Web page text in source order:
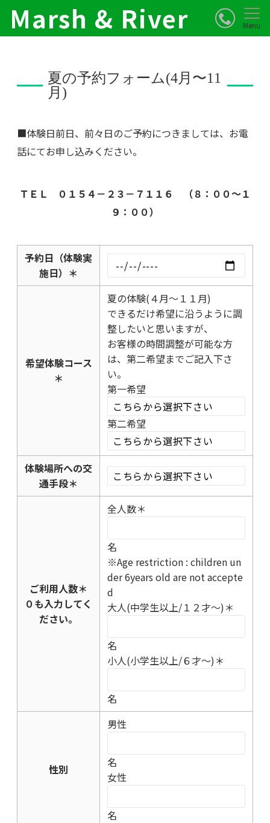
Marsh & River Menu
夏の予約フォーム(4月〜11
月)
■体験日前日、前々日のご予約につきましては、お電
話にてお申し込みください。
ＴＥＬ ０１５４－２３－７１１６ （８：００～１
９：００）
予約日（体験実
施日） ＊
希望体験コース
＊
夏の体験(４月～１１月)
できるだけ希望に沿うように調
整したいと思いますが、
お客様の時間調整が可能な方
は、第二希望までご記入下さ
い。
第一希望
第二希望
体験場所への交
通手段＊
ご利用人数＊
０も入力してく
ださい。
全人数＊
名
※Age restriction : children un
der 6years old are not accepte
d
大人(中学生以上/１２才～)＊
名
小人(小学生以上/６才～)＊
名
性別
男性
名
女性
名